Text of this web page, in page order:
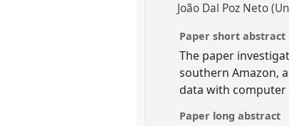
João Dal Poz Neto
Paper short abstract
The paper
southern Amazon,
data with computer
Paper long abstract